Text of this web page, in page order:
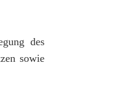
des
sowie